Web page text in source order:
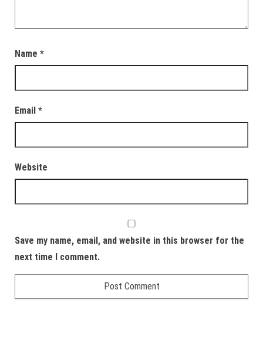
Name *
Email *
Website
Save my name, email, and website in this browser for the
next time I comment.